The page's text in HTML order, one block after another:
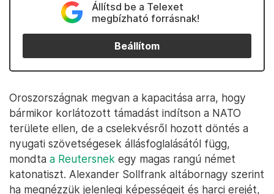
Állítsd be a Telexet
megbízható forrásnak!
Beállítom
Oroszországnak megvan a kapacitása arra, hogy
bármikor korlátozott támadást indítson a NATO
területe ellen, de a cselekvésről hozott döntés a
nyugati szövetségesek állásfoglalásától függ,
mondta a Reutersnek egy magas rangú német
katonatiszt. Alexander Sollfrank altábornagy szerint
ha megnézzük jelenlegi képességeit és harci erejét,